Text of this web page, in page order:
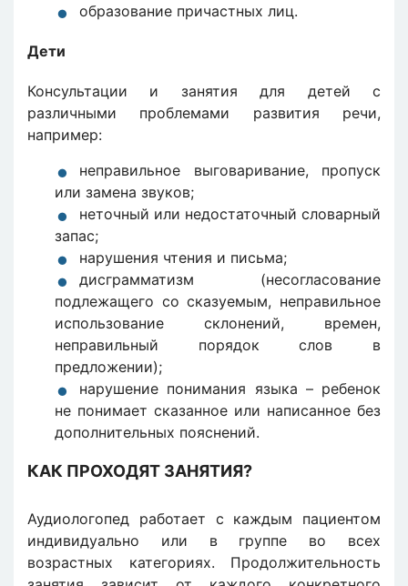
образование причастных лиц.
Дети
Консультации и занятия для детей с
различными проблемами развития речи,
например:
неправильное выговаривание, пропуск
или замена звуков;
неточный или недостаточный словарный
запас;
нарушения чтения и письма;
дисграмматизм (несогласование
подлежащего со сказуемым, неправильное
использование склонений, времен,
неправильный порядок слов в
предложении);
нарушение понимания языка – ребенок
не понимает сказанное или написанное без
дополнительных пояснений.
КАК ПРОХОДЯТ ЗАНЯТИЯ?
Аудиологопед работает с каждым пациентом
индивидуально или в группе во всех
возрастных категориях. Продолжительность